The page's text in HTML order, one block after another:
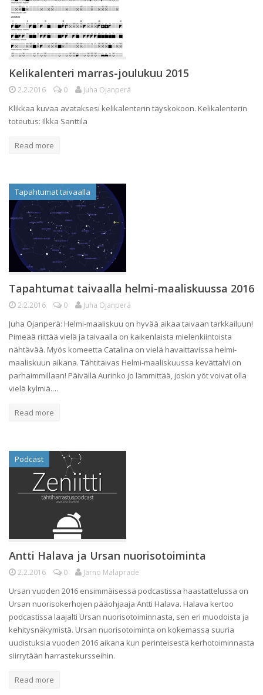
Kelikalenteri marras-joulukuu 2015
2.2.2016 0 Juha Ojanperä
Klikkaa kuvaa avataksesi kelikalenterin täyskokoon. Kelikalenterin
toteutus: Ilkka Santtila
Read more
Tapahtumat taivaalla
Tapahtumat taivaalla helmi-maaliskuussa 2016
2.2.2016 0 Juha Ojanperä
Juha Ojanperä: Helmi-maaliskuu on hyvää aikaa taivaan tarkkailuun!
Pimeää riittää vielä ja taivaalla on kaikenlaista mielenkiintoista
nähtävää. Myös komeetta Catalina on vielä havaittavissa helmi-
maaliskuun aikana. Tähtitaivas Helmi-maaliskuussa kevättalvi on
parhaimmillaan! Päivällä Aurinko jo lämmittää, joskin yöt voivat olla
vielä kylmiä.…
Read more
Podcast
Antti Halava ja Ursan nuorisotoiminta
2.2.2016 0 Jarno Malaprade
Ursan vuoden 2016 ensimmäisessä podcastissa haastattelussa on
Ursan nuorisokerhojen pääohjaaja Antti Halava. Halava kertoo
podcastissa laajalti Ursan nuorisotoiminnasta, sen eri muodoista ja
kehitysnäkymistä. Ursan nuorisotoiminta on kokemassa suuria
uudistuksia vuoden 2016 aikana kun perinteisestä kerhotoiminnasta
siirrytään harrastekursseihin.
Read more